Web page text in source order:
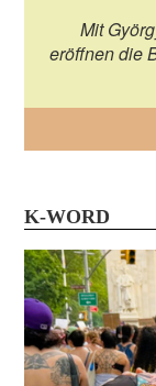
Mit
eröffnen die
K-WORD